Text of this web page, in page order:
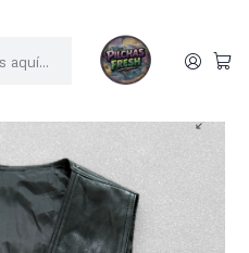
Vest vintage 100% cuero (M)